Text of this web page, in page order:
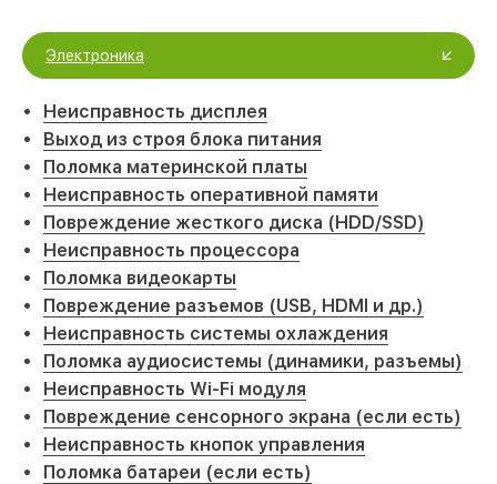
Электроника
Неисправность дисплея
Выход из строя блока питания
Поломка материнской платы
Неисправность оперативной памяти
Повреждение жесткого диска (HDD/SSD)
Неисправность процессора
Поломка видеокарты
Повреждение разъемов (USB, HDMI и др.)
Неисправность системы охлаждения
Поломка аудиосистемы (динамики, разъемы)
Неисправность Wi-Fi модуля
Повреждение сенсорного экрана (если есть)
Неисправность кнопок управления
Поломка батареи (если есть)